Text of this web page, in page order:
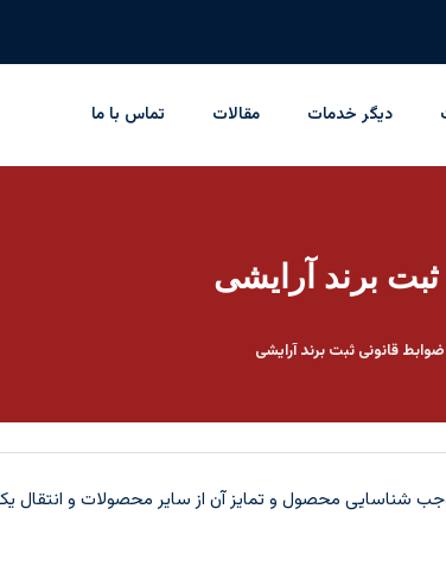
دیگر خدمات مقالات تماس با ما
برند آرایشی
ضوابط قانونی ثبت برند آرایشی
موجب شناسایی محصول و تمایز آن از سایر محصولات و